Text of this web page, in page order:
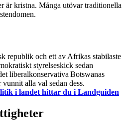
är kristna. Många utövar traditionella
republik och ett av Afrikas stabilaste
styrelseskick sedan
liberalkonservativa Botswanas
alla val sedan dess.
i landet hittar du i Landguiden